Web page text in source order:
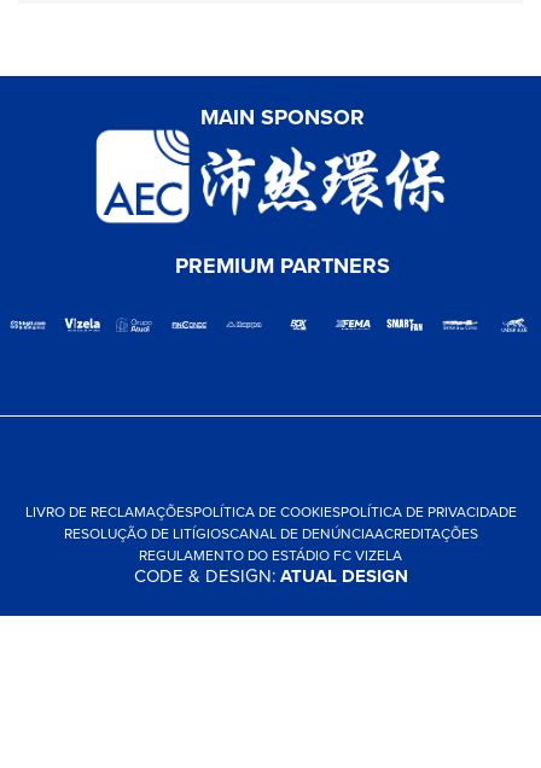
MAIN SPONSOR
PREMIUM PARTNERS
LIVRO DE RECLAMAÇÕESPOLÍTICA DE COOKIESPOLÍTICA DE PRIVACIDADE
RESOLUÇÃO DE LITÍGIOSCANAL DE DENÚNCIAACREDITAÇÕES
REGULAMENTO DO ESTÁDIO FC VIZELA
CODE & DESIGN:ATUAL DESIGN